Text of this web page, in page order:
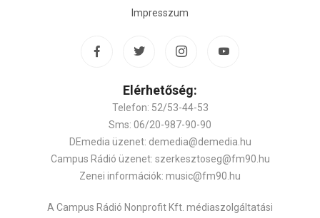
Impresszum
Elérhetőség:
Telefon: 52/53-44-53
Sms: 06/20-987-90-90
DEmedia üzenet: demedia@demedia.hu
Campus Rádió üzenet: szerkesztoseg@fm90.hu
Zenei információk: music@fm90.hu
A Campus Rádió Nonprofit Kft. médiaszolgáltatási